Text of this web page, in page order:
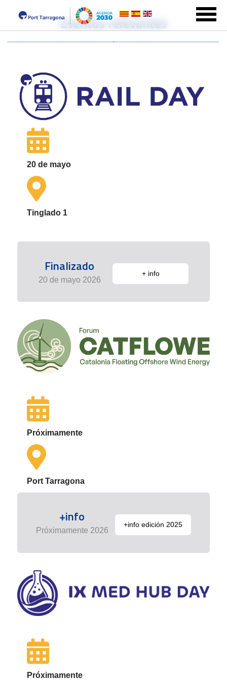
Eventos relevantes
20 de mayo
Tinglado 1
Finalizado
20 de mayo 2026
+ info
Próximamente
Port Tarragona
+info
Próximamente 2026
+info edición 2025
Próximamente